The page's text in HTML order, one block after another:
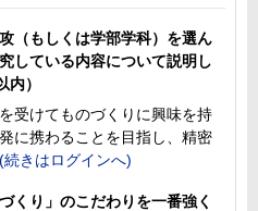
（もしくは学部学科）を選ん
している内容について説明し
）
受けてものづくりに興味を持
に携わることを目指し、精密
くり」のこだわりを一番強く